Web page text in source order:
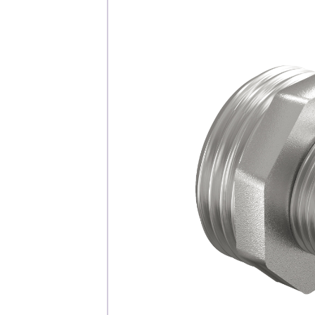
Каталог
Застройщикам
Снабженцам и
Монтажным